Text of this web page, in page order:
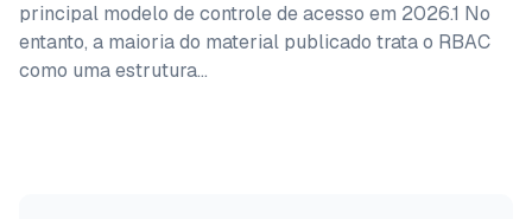
principal modelo de controle de acesso em 2026.1 No
entanto, a maioria do material publicado trata o RBAC
como uma estrutura…